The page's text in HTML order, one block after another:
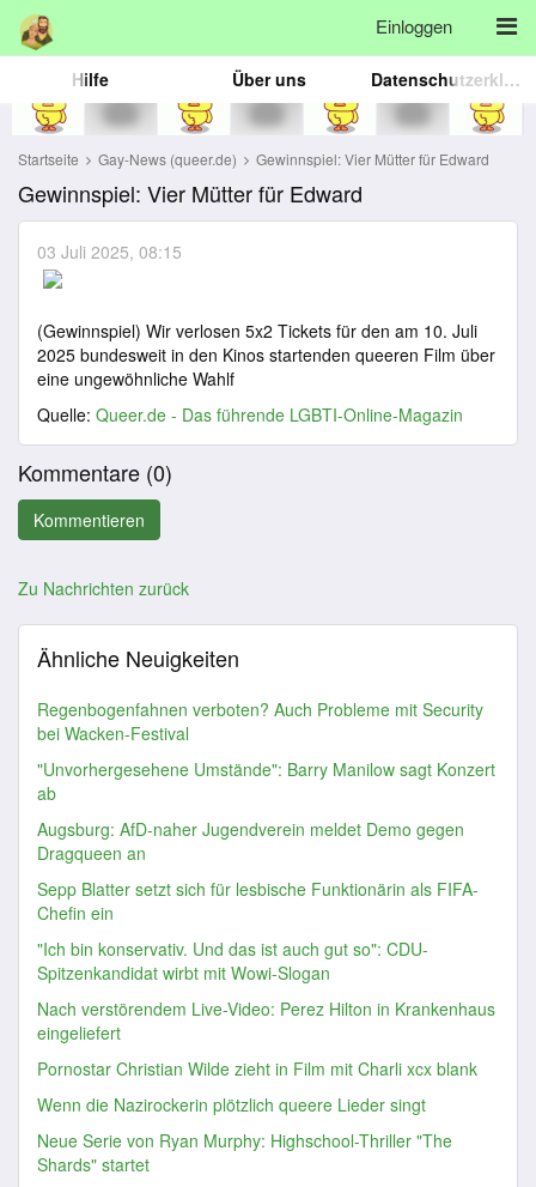
Einloggen
Hilfe Über uns Datenschutzerklärung
Startseite Gay-News (queer.de) Gewinnspiel: Vier Mütter für Edward
Gewinnspiel: Vier Mütter für Edward
03 Juli 2025, 08:15
(Gewinnspiel) Wir verlosen 5x2 Tickets für den am 10. Juli
2025 bundesweit in den Kinos startenden queeren Film über
eine ungewöhnliche Wahlf
Quelle: Queer.de - Das führende LGBTI-Online-Magazin
Kommentare (0)
Zu Nachrichten zurück
Ähnliche Neuigkeiten
Regenbogenfahnen verboten? Auch Probleme mit Security
bei Wacken-Festival
"Unvorhergesehene Umstände": Barry Manilow sagt Konzert
ab
Augsburg: AfD-naher Jugendverein meldet Demo gegen
Dragqueen an
Sepp Blatter setzt sich für lesbische Funktionärin als FIFA-
Chefin ein
"Ich bin konservativ. Und das ist auch gut so": CDU-
Spitzenkandidat wirbt mit Wowi-Slogan
Nach verstörendem Live-Video: Perez Hilton in Krankenhaus
eingeliefert
Pornostar Christian Wilde zieht in Film mit Charli xcx blank
Wenn die Nazirockerin plötzlich queere Lieder singt
Neue Serie von Ryan Murphy: Highschool-Thriller "The
Shards" startet